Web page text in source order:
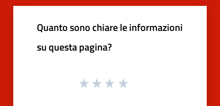
Quanto sono chiare le informazioni
su questa pagina?